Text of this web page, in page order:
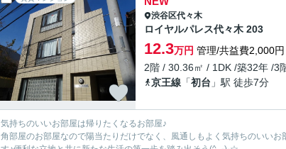
渋谷区代々木
ロイヤルパレス代々木 203
12.3万円 管理/共益費2,000円
2階 / 30.36㎡ / 1DK /築32年 /3
京王線 「初台 」駅 徒歩7分
気持ちのいいお部屋は帰りたくなるお部屋♪
角部屋のお部屋なので陽当たりだけでなく、風通しもよく気持ちのいい